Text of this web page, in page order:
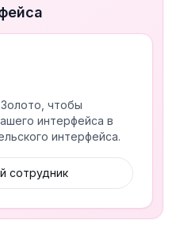
чтобы
интерфейса в
интерфейса.
сотрудник